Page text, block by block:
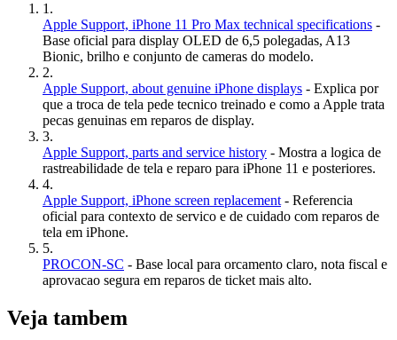
1 .
Apple Support, iPhone 11 Pro Max technical specifications -
Base oficial para display OLED de 6,5 polegadas, A13
Bionic, brilho e conjunto de cameras do modelo.
2.
Apple Support, about genuine iPhone displays - Explica por
que a troca de tela pede tecnico treinado e como a Apple trata
pecas genuinas em reparos de display.
3.
Apple Support, parts and service history - Mostra a logica de
rastreabilidade de tela e reparo para iPhone 11 e posteriores.
4.
Apple Support, iPhone screen replacement - Referencia
oficial para contexto de servico e de cuidado com reparos de
tela em iPhone.
5.
PROCON-SC - Base local para orcamento claro, nota fiscal e
aprovacao segura em reparos de ticket mais alto.
Veja tambem